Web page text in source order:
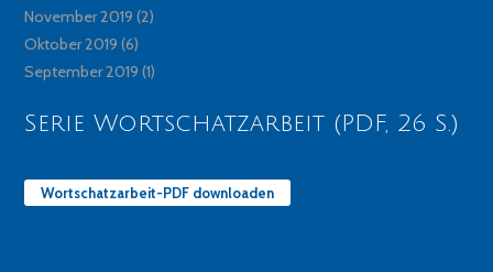
November 2019 (2)
Oktober 2019 (6)
September 2019 (1)
Serie Wortschatzarbeit (PDF, 26 S.)
Wortschatzarbeit-PDF downloaden